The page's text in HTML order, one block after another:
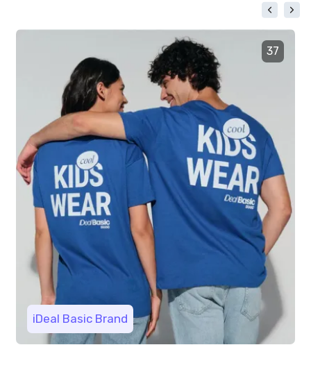
37
iDeal Basic Brand